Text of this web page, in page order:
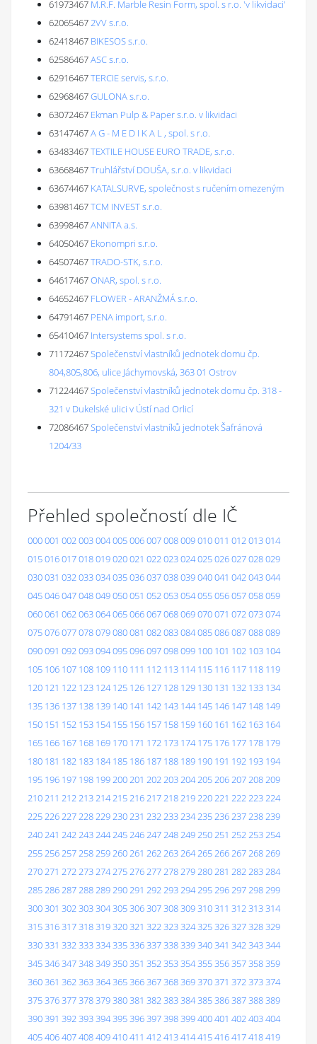
61973467 M.R.F. Marble Resin Form, spol. s r.o. 'v likvidaci'
620654672VV s.r.o.
62418467 BIKESOS s.r.o.
62586467ASC s.r.o.
62916467TERCIE servis, s.r.o.
62968467GULONA s.r.o.
63072467 Ekman Pulp & Paper s.r.o. v likvidaci
63147467A G - M E D I K A L , spol. s r.o.
63483467TEXTILE HOUSE EURO TRADE, s.r.o.
63668467Truhlářství DOUŠA, s.r.o. v likvidaci
63674467 KATALSURVE, společnost s ručením omezeným
63981467TCM INVEST s.r.o.
63998467ANNITA a.s.
64050467 Ekonompri s.r.o.
64507467TRADO-STK, s.r.o.
64617467ONAR, spol. s r.o.
64652467 FLOWER - ARANŽMÁ s.r.o.
64791467 PENA import, s.r.o.
65410467 Intersystems spol. s r.o.
71172467Společenství vlastníků jednotek domu čp.
804,805,806, ulice Jáchymovská, 363 01 Ostrov
71224467Společenství vlastníků jednotek domu čp. 318 -
321 v Dukelské ulici v Ústí nad Orlicí
72086467Společenství vlastníků jednotek Šafránová
1204/33
Přehled společností dle IČ
000001 002003004005006007008009010011 012013014
015016017018019020021 022023024025026027028029
030031 032033034035036037038039040041 042043044
045046047048049050051 052053054055056057058059
060061 062063064065066067068069070071 072073074
075076077078079080081 082083084085086087088089
090091 092093094095096097098099 100 101 102 103 104
105 106 107 108 109 110 111 112 113 114 115 116 117 118 119
120 121 122 123 124 125 126 127 128 129 130 131 132 133 134
135 136 137 138 139 140 141 142 143 144 145 146 147 148 149
150 151 152 153 154 155 156 157 158 159 160 161 162 163 164
165 166 167 168 169 170 171 172 173 174 175 176 177 178 179
180 181 182 183 184 185 186 187 188 189 190 191 192 193 194
195 196 197 198 199200201 202203204205206207208209
210211 212213214215216217218219220221 222223224
225226227228229230231 232233234235236237238239
240241 242243244245246247248249250251 252253254
255256257258259260261 262263264265266267268269
270271 272273274275276277278279280281 282283284
285286287288289290291 292293294295296297298299
300301 302303304305306307308309310311 312313314
315316317318319320321 322323324325326327328329
330331 332333334335336337338339340341 342343344
345346347348349350351 352353354355356357358359
360361 362363364365366367368369370371 372373374
375376377378379380381 382383384385386387388389
390391 392393394395396397398399400401 402403404
405406407408409410411 412413414415416417418419